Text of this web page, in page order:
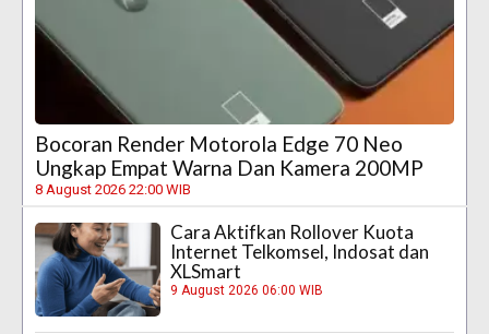
Bocoran Render Motorola Edge 70 Neo
Ungkap Empat Warna Dan Kamera 200MP
8 August 2026 22:00 WIB
Cara Aktifkan Rollover Kuota
Internet Telkomsel, Indosat dan
XLSmart
9 August 2026 06:00 WIB